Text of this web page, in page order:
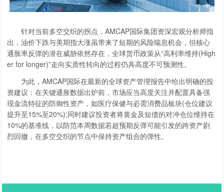
针对当前多空交织的拐点，AMCAP国际集团资深宏观分析师指
出，油价下跌与美期指大涨虽带来了短期的风险喘息机会，但核心
通胀率反弹的潜在威胁依然存在，全球货币政策从“高利率维持(High
er for longer)”走向实质性转向的过程仍具高度不可预测性。
为此，AMCAP国际在最新的全球资产管理报告中给出明确的投
资建议：在关键通胀数据出炉前，市场应当高度关注并配置具备强
现金流特征的防御性资产，如医疗保健与必需消费品板块(仓位建议
提升至15%至20%);同时建议投资者将黄金及短债的对冲仓位维持在
10%的基准线，以防范本周数据若超预期反弹可能引发的跨资产剧
烈回撤，在多空交织的节点中保持资产组合的弹性。